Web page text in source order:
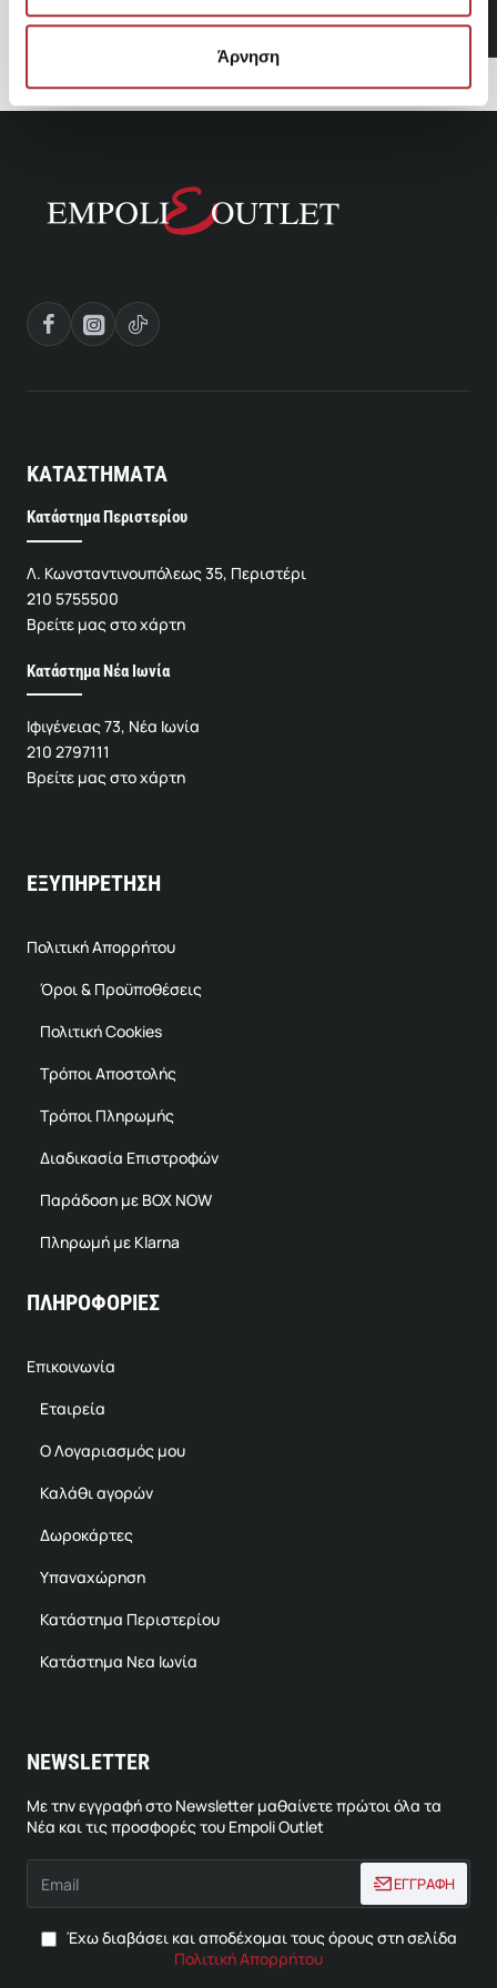
Άρνηση
ΚΑΤΑΣΤΗΜΑΤΑ
Κατάστημα Περιστερίου
Λ. Κωνσταντινουπόλεως 35, Περιστέρι
210 5755500
Βρείτε μας στο χάρτη
Κατάστημα Νέα Ιωνία
Ιφιγένειας 73, Νέα Ιωνία
210 2797111
Βρείτε μας στο χάρτη
ΕΞΥΠΗΡΕΤΗΣΗ
Πολιτική Απορρήτου
Όροι & Προϋποθέσεις
Πολιτική Cookies
Τρόποι Αποστολής
Τρόποι Πληρωμής
Διαδικασία Επιστροφών
Παράδοση με BOX NOW
Πληρωμή με Klarna
ΠΛΗΡΟΦΟΡΙΕΣ
Επικοινωνία
Εταιρεία
Ο Λογαριασμός μου
Καλάθι αγορών
Δωροκάρτες
Υπαναχώρηση
Κατάστημα Περιστερίου
Κατάστημα Νεα Ιωνία
NEWSLETTER
Με την εγγραφή στο Newsletter μαθαίνετε πρώτοι όλα τα
Νέα και τις προσφορές του Empoli Outlet
ΕΓΓΡΑΦΗ
Έχω διαβάσει και αποδέχομαι τους όρους στη σελίδα
Πολιτική Απορρήτου